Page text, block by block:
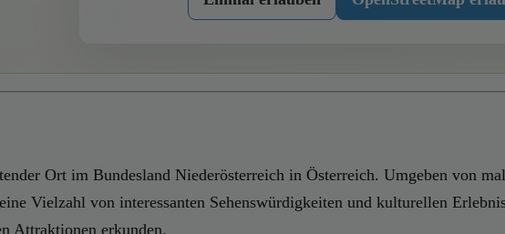
Ort im Bundesland Niederösterreich in Österreich. Umgeben von
Vielzahl von interessanten Sehenswürdigkeiten und kulturellen
Attraktionen erkunden.